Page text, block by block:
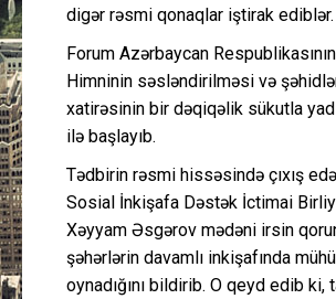
Əlaqə
digər rəsmi qonaqlar iştirak ediblər.
Forum Azərbaycan
Himninin səsləndirilməsi və
xatirəsinin bir dəqiqəlik sükutla yad
ilə başlayıb.
Tədbirin rəsmi hissəsində çıxış
Sosial İnkişafa Dəstək İctimai
Xəyyam Əsgərov mədəni irsin
şəhərlərin davamlı inkişafında
oynadığını bildirib. O qeyd edib ki,